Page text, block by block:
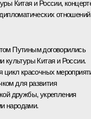
Китая и России,
отношений
Путиным договорились
культуры Китая и России.
цикл красочных
для развития
дружбы, укрепления
народами.